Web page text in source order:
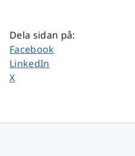
Dela sidan på:
Dela sidan på
Facebook
Dela sidan på
LinkedIn
Dela sidan på
X